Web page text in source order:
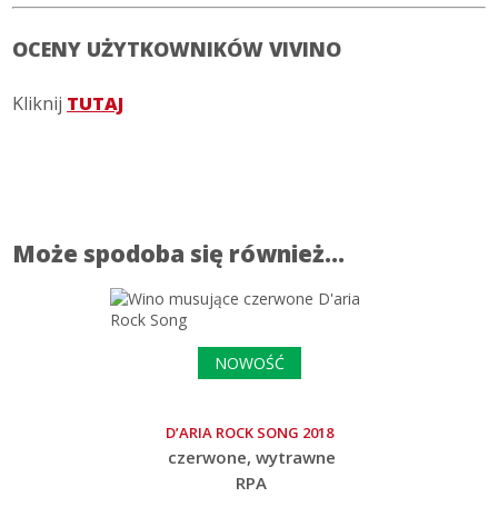
OCENY UŻYTKOWNIKÓW VIVINO
Kliknij TUTAJ
Może spodoba się również…
NOWOŚĆ
D’ARIA ROCK SONG 2018
czerwone wytrawne
RPA